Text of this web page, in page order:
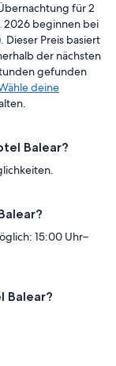
für 2
2026 beginnen bei
Dieser Preis basiert
der nächsten
gefunden
deine
Balear?
15:00 Uhr–
Balear?